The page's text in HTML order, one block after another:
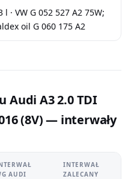
l · VW G 052 527 A2 75W;
oil G 060 175 A2
Audi A3 2.0 TDI
(8V) — interwały
AUDI
INTERWAŁ
ZALECANY